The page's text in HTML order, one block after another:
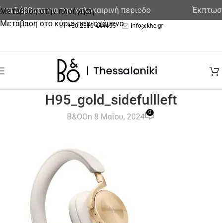
Μετάβαση στην πλοήγηση
Μετάβαση στο κύριο περιεχόμενο
Σάββατα για την καλοκαιρινή περίοδο
+30 2310 444455 info@khe.gr
H95_gold_sidefullleft
B&OOn 8 Μαΐου, 2024 0